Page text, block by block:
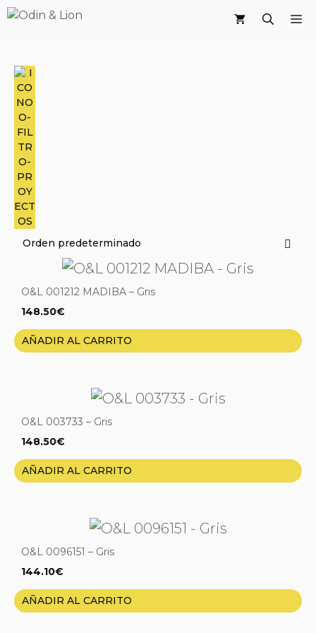
Saltar
O&L 001212 MADIBA – Gris
148.50€
AÑADIR AL CARRITO
O&L 003733 – Gris
148.50€
AÑADIR AL CARRITO
O&L 0096151 – Gris
144.10€
AÑADIR AL CARRITO